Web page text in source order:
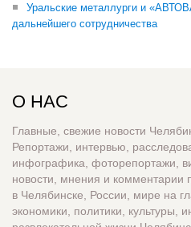
Уральские металлурги и
дальнейшего сотрудничества
О НАС
Главные, свежие новости
Репортажи, интервью,
инфографика, фоторепортажи,
новости, мнения и комментарии
в Челябинске, России, мире на
экономики, политики, культуры,